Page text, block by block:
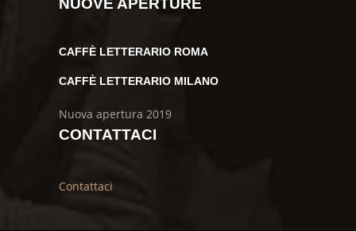
NUOVE APERTURE
CAFFÈ LETTERARIO ROMA
CAFFÈ LETTERARIO MILANO
Nuova apertura 2019
CONTATTACI
Contattaci